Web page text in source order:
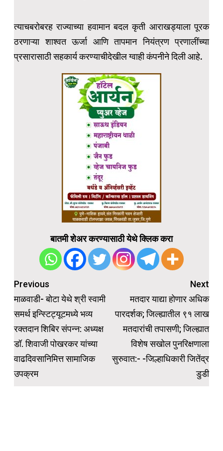
त्याचबरोबरह राज्याच्या हवामान बदल कृती आराखड्याला पूरक
ठरणाऱ्या शाश्वत ऊर्जा आणि तापमान नियंत्रण प्रणालींच्या
प्रसारासाठी सहकार्य करण्याचीदेखील ग्वाही कंपनीने दिली आहे.
बातमी शेअर करण्यासाठी येथे क्लिक करा
Post
navigation
Previous
माळवाडी- बोटा येथे श्री स्वामी
समर्थ इन्स्टिट्यूटमध्ये भव्य
रक्तदान शिबिर संपन्न: अध्यक्ष
डॉ. शिवाजी पोखरकर यांच्या
वाढदिवसानिमित्त सामाजिक
उपक्रम
Next
मतदार याद्या होणार अधिक
पारदर्शक; जिल्ह्यातील ९१ लाख
मतदारांची तपासणी; जिल्ह्यात
विशेष सखोल पुनरिक्षणाला
सुरुवात:- -जिल्हाधिकारी जितेंद्र
डुडी